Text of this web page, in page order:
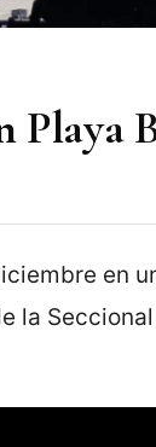
Playa
en
la